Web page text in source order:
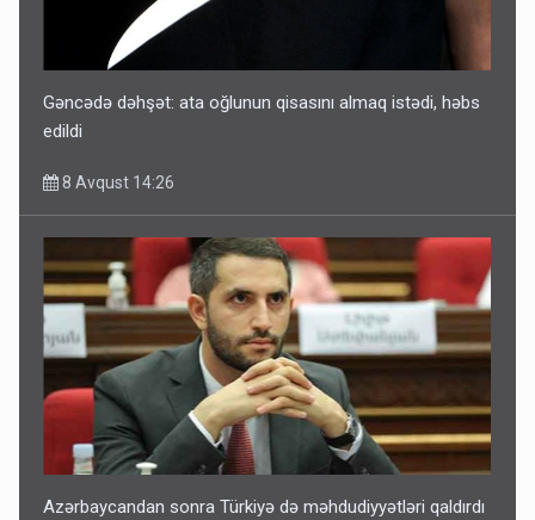
Gəncədə dəhşət: ata oğlunun qisasını almaq istədi, həbs
edildi
8 Avqust 14:26
Azərbaycandan sonra Türkiyə də məhdudiyyətləri qaldırdı